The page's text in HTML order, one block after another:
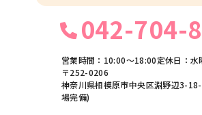
042-704-
営業時間：10:00〜18:00定休日：水
〒252-0206
神奈川県相模原市中央区淵野辺3-
場完備)